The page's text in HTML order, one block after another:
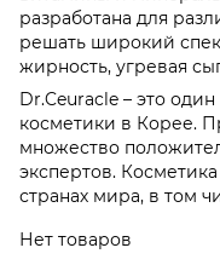
разработана для
решать широкий
жирность, угревая
Dr.Ceuracle – это
косметики в Корее.
множество
экспертов.
странах мира, в том
Нет товаров